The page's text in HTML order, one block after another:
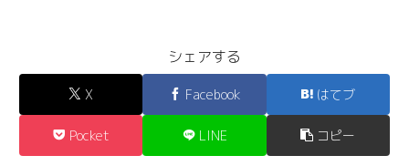
シェアする
X Facebook はてブ
Pocket LINE コピー